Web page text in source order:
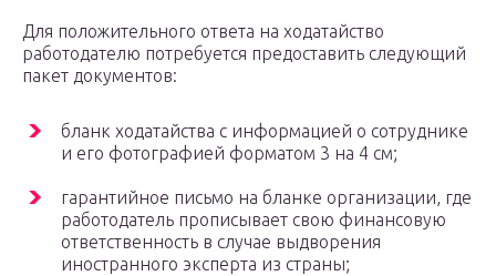
Для положительного ответа на ходатайство
работодателю потребуется предоставить следующий
пакет документов:
бланк ходатайства с информацией о сотруднике
и его фотографией форматом 3 на 4 см;
гарантийное письмо на бланке организации, где
работодатель прописывает свою финансовую
ответственность в случае выдворения
иностранного эксперта из страны;